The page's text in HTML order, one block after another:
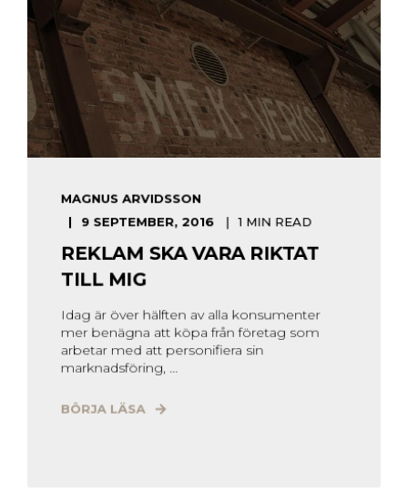
MAGNUS ARVIDSSON
9 SEPTEMBER, 2016
1 MIN READ
REKLAM SKA VARA RIKTAT
TILL MIG
Idag är över hälften av alla konsumenter
mer benägna att köpa från företag som
arbetar med att personifiera sin
marknadsföring, ...
BÖRJA LÄSA